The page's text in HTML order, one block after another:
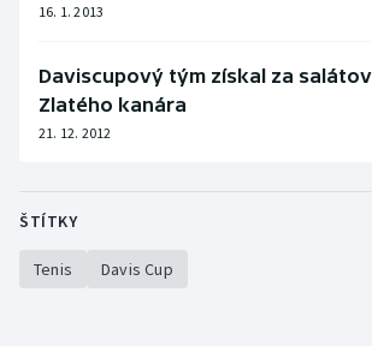
16. 1. 2013
Daviscupový tým získal za
Zlatého kanára
21. 12. 2012
ŠTÍTKY
Tenis Davis Cup